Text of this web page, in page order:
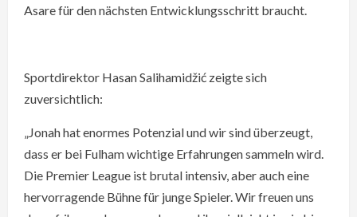
Asare für den nächsten Entwicklungsschritt braucht.
Sportdirektor Hasan Salihamidžić zeigte sich
zuversichtlich:
„Jonah hat enormes Potenzial und wir sind überzeugt,
dass er bei Fulham wichtige Erfahrungen sammeln wird.
Die Premier League ist brutal intensiv, aber auch eine
hervorragende Bühne für junge Spieler. Wir freuen uns